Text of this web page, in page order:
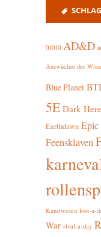
01010 AD&D
Auswüchse der
Blue Planet
5E Dark
Earthdawn Epic
Feensklaven
Kunstwesen loot-a-
War rival-a-day